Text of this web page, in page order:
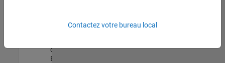
Engineer
qualité |
Expérimenté(e)
Contactez votre bureau local